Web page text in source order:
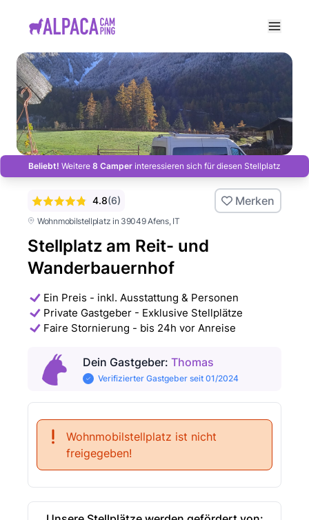
Beliebt! Weitere 8 Camper interessieren sich für diesen Stellplatz
Wohnmobilstellplatz in 39049 Afens, IT
Stellplatz am Reit- und
Wanderbauernhof
4.8(6) Merken
Ein Preis - inkl. Ausstattung & Personen
Private Gastgeber - Exklusive Stellplätze
Faire Stornierung - bis 24h vor Anreise
Dein Gastgeber: Thomas
Verifizierter Gastgeber seit 01/2024
Wohnmobilstellplatz ist nicht
freigegeben!